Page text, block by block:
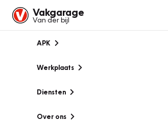
Vakgarage
Van der bijl
APK
Werkplaats
Diensten
Over ons